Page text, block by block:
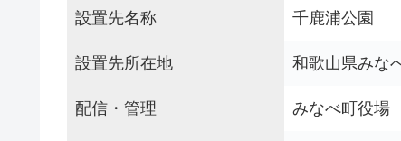
設置先名称 千鹿浦公園
設置先所在地 和歌山県みな
配信・管理 みなべ町役場